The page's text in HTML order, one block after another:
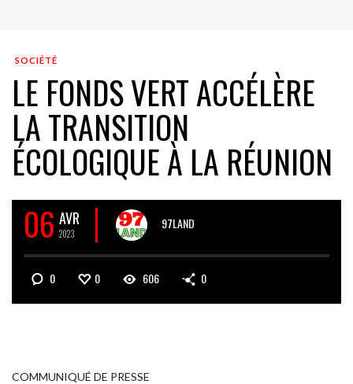
SOCIÉTÉ
LE FONDS VERT ACCÉLÈRE
LA TRANSITION
ÉCOLOGIQUE À LA RÉUNION
06 AVR
2023
97LAND
0 0 606 0
COMMUNIQUÉ DE PRESSE